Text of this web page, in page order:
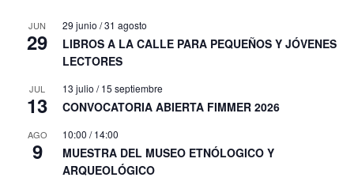
JUN
29
29 junio /31 agosto
LIBROS A LA CALLE PARA PEQUEÑOS Y JÓVENES
LECTORES
JUL
13
13 julio /15 septiembre
CONVOCATORIA ABIERTA FIMMER 2026
AGO
9
10:00 /14:00
MUESTRA DEL MUSEO ETNÓLOGICO Y
ARQUEOLÓGICO